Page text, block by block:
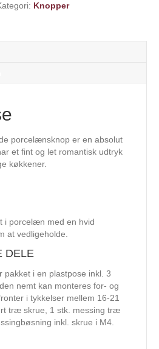
Knopper
porcelænsknop er en absolut
et fint og let romantisk udtryk
køkkener.
i porcelæn med en hvid
at vedligeholde.
DELE
i en plastpose inkl. 3
nemt kan monteres for- og
i tykkelser mellem 16-21
træ skrue, 1 stk. messing træ
inkl. skrue i M4.